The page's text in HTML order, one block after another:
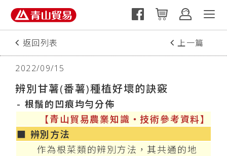
返回列表 上一篇
2022/09/15
辨別甘薯(番薯)種植好壞的訣竅
- 根鬚的凹痕均勻分佈
【青山貿易農業知識‧技術參考資料】
■ 辨別方法
作為根菜類的辨別方法，其共通的地